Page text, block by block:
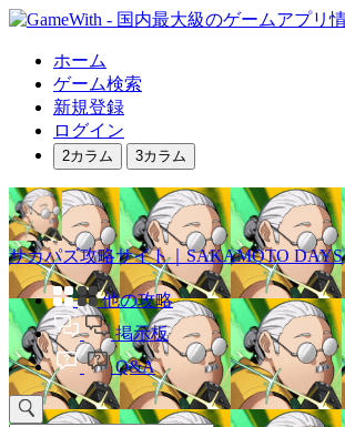
ホーム
ゲーム検索
新規登録
ログイン
2カラム 3カラム
サカパズ攻略サイト｜SAKAMOTO DAYS
他の攻略
掲示板
Q&A